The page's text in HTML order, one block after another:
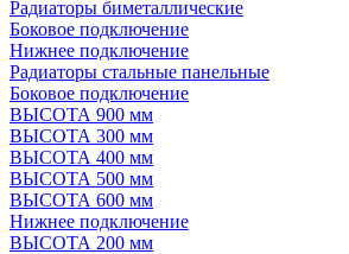
Радиаторы биметаллические
Боковое подключение
Нижнее подключение
Радиаторы стальные панельные
Боковое подключение
ВЫСОТА 900 мм
ВЫСОТА 300 мм
ВЫСОТА 400 мм
ВЫСОТА 500 мм
ВЫСОТА 600 мм
Нижнее подключение
ВЫСОТА 200 мм